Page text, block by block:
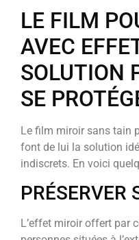
LE FILM
AVEC
SOLUTION
SE
Le film miroir sans tain
font de lui la solution
indiscrets. En voici
PRÉSERVER
L’effet miroir offert par